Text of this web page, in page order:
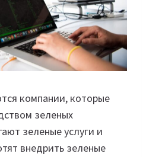
компании, которые
зеленых
зеленые услуги и
внедрить зеленые